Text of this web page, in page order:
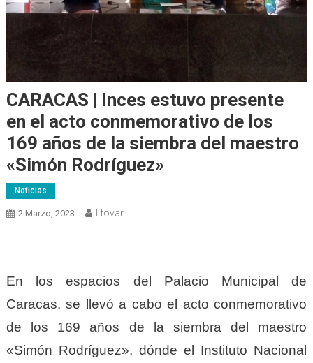
CARACAS | Inces estuvo presente
en el acto conmemorativo de los
169 años de la siembra del maestro
«Simón Rodríguez»
Noticias
2 Marzo, 2023 Ltovar
En los espacios del Palacio Municipal de
Caracas, se llevó a cabo el acto conmemorativo
de los 169 años de la siembra del maestro
«Simón Rodríguez», dónde el Instituto Nacional